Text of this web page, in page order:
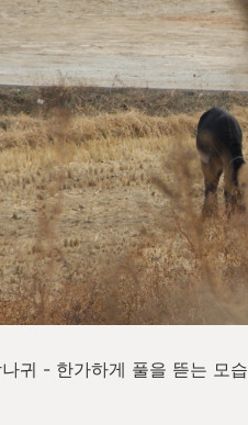
귀 - 한가하게 풀을 뜯는 모습